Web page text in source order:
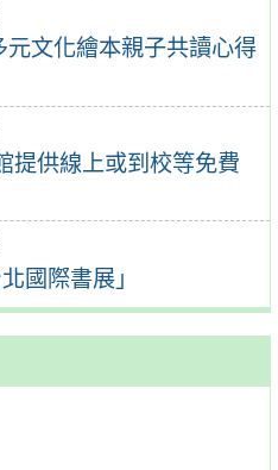
文化繪本親子共讀心得
提供線上或到校等免費
國際書展」